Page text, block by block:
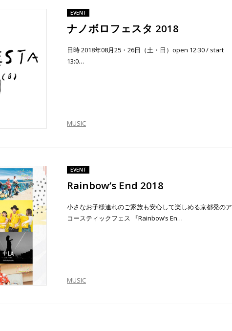
EVENT
ナノボロフェスタ 2018
日時 2018年08月25・26日（土・日）open 12:30 / start
13:0…
MUSIC
EVENT
Rainbow’s End 2018
小さなお子様連れのご家族も安心して楽しめる京都発のア
コースティックフェス 『Rainbow’s En…
MUSIC